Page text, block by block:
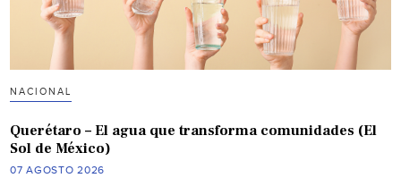
NACIONAL
Querétaro – El agua que transforma comunidades (El
Sol de México)
07 AGOSTO 2026